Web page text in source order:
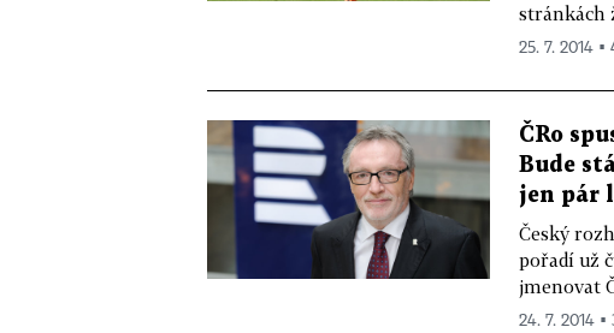
stránkách
25. 7. 2014
ČRo
Bude
jen pár
Český
pořadí už
jmenovat
24. 7. 2014